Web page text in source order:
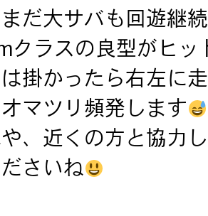
だ大サバも回遊継
クラスの良型がヒッ
掛かったら右左に
マツリ頻発します
、近くの方と協力
さいね